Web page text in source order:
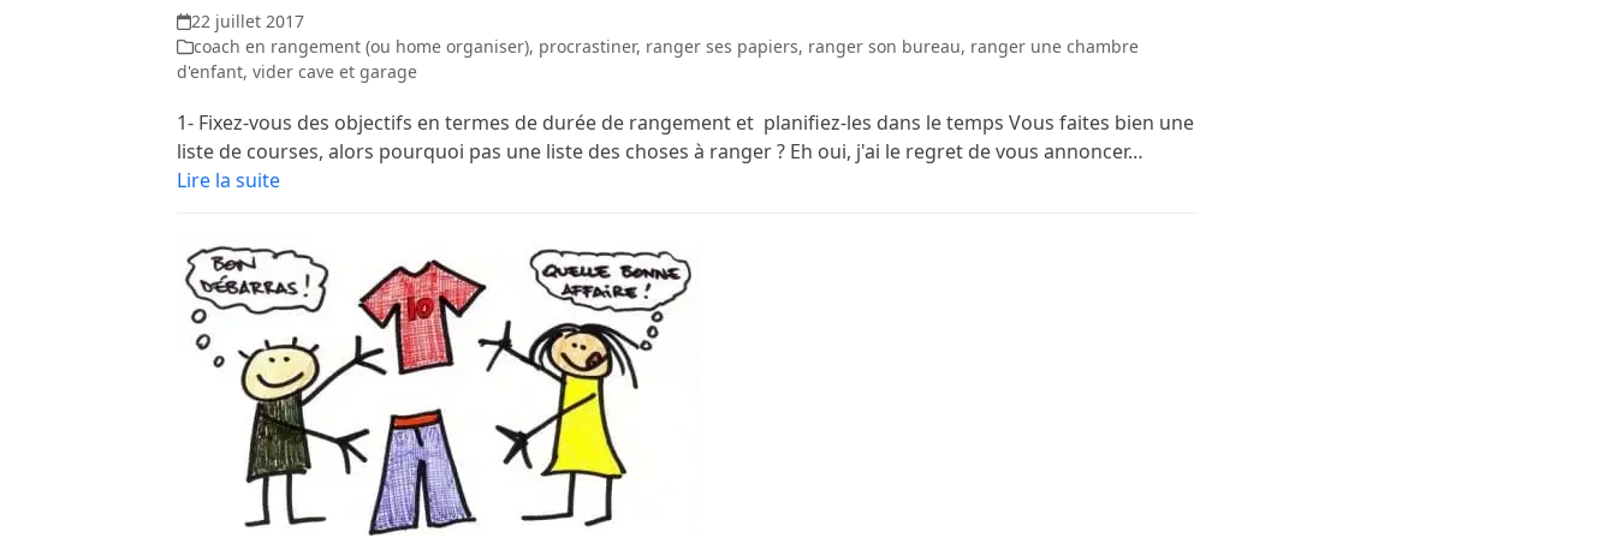
22 juillet 2017
coach en rangement (ou home organiser), procrastiner, ranger ses papiers, ranger son bureau, ranger une chambre
d'enfant,vider cave et garage
1- Fixez-vous des objectifs en termes de durée de rangement et planifiez-les dans le temps Vous faites bien une
liste de courses, alors pourquoi pas une liste des choses à ranger ? Eh oui, j'ai le regret de vous annoncer…
Lire la suite